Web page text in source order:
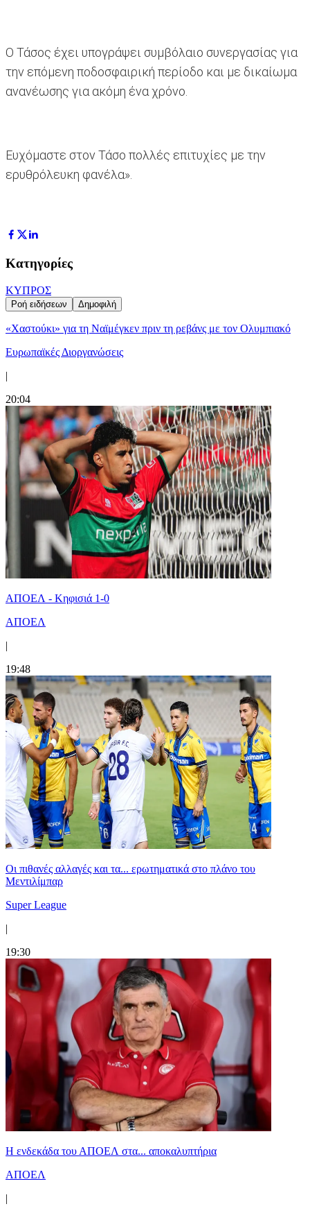
Ο Τάσος έχει υπογράψει συμβόλαιο συνεργασίας για
την επόμενη ποδοσφαιρική περίοδο και με δικαίωμα
ανανέωσης για ακόμη ένα χρόνο.
Ευχόμαστε στον Τάσο πολλές επιτυχίες με την
ερυθρόλευκη φανέλα».
Κατηγορίες
ΚΥΠΡΟΣ
Ροή ειδήσεων Δημοφιλή
«Χαστούκι» για τη Ναϊμέγκεν πριν τη ρεβάνς με τον Ολυμπιακό
Ευρωπαϊκές Διοργανώσεις
|
20:04
ΑΠΟΕΛ - Κηφισιά 1-0
ΑΠΟΕΛ
|
19:48
Οι πιθανές αλλαγές και τα... ερωτηματικά στο πλάνο του
Μεντιλίμπαρ
Super League
|
19:30
Η ενδεκάδα του ΑΠΟΕΛ στα... αποκαλυπτήρια
ΑΠΟΕΛ
|